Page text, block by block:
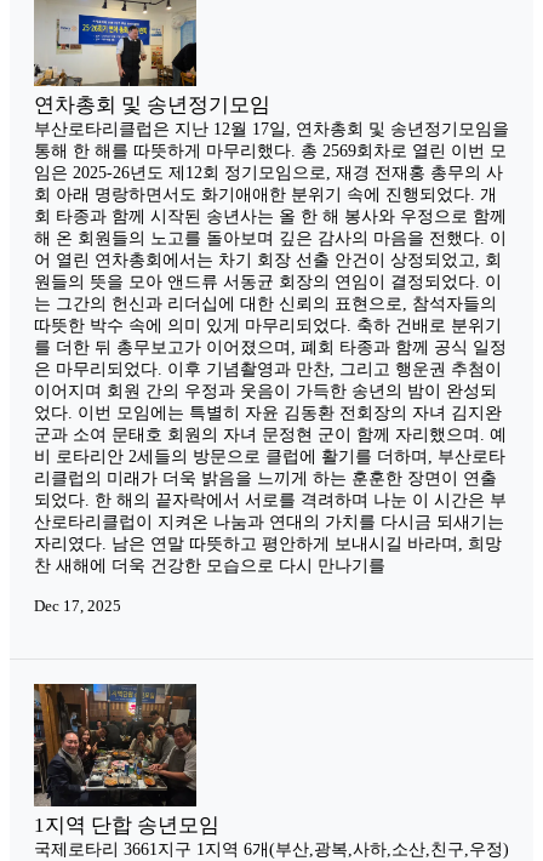
연차총회 및 송년정기모임
부산로타리클럽은 지난 12월 17일, 연차총회 및 송년정기모임을
통해 한 해를 따뜻하게 마무리했다. 총 2569회차로 열린 이번 모
임은 2025-26년도 제12회 정기모임으로, 재경 전재홍 총무의 사
회 아래 명랑하면서도 화기애애한 분위기 속에 진행되었다. 개
회 타종과 함께 시작된 송년사는 올 한 해 봉사와 우정으로 함께
해 온 회원들의 노고를 돌아보며 깊은 감사의 마음을 전했다. 이
어 열린 연차총회에서는 차기 회장 선출 안건이 상정되었고, 회
원들의 뜻을 모아 앤드류 서동균 회장의 연임이 결정되었다. 이
는 그간의 헌신과 리더십에 대한 신뢰의 표현으로, 참석자들의
따뜻한 박수 속에 의미 있게 마무리되었다. 축하 건배로 분위기
를 더한 뒤 총무보고가 이어졌으며, 폐회 타종과 함께 공식 일정
은 마무리되었다. 이후 기념촬영과 만찬, 그리고 행운권 추첨이
이어지며 회원 간의 우정과 웃음이 가득한 송년의 밤이 완성되
었다. 이번 모임에는 특별히 자윤 김동환 전회장의 자녀 김지완
군과 소여 문태호 회원의 자녀 문정현 군이 함께 자리했으며. 예
비 로타리안 2세들의 방문으로 클럽에 활기를 더하며, 부산로타
리클럽의 미래가 더욱 밝음을 느끼게 하는 훈훈한 장면이 연출
되었다. 한 해의 끝자락에서 서로를 격려하며 나눈 이 시간은 부
산로타리클럽이 지켜온 나눔과 연대의 가치를 다시금 되새기는
자리였다. 남은 연말 따뜻하고 평안하게 보내시길 바라며, 희망
찬 새해에 더욱 건강한 모습으로 다시 만나기를
Dec 17, 2025
1지역 단합 송년모임
국제로타리 3661지구 1지역 6개(부산,광복,사하,소산,친구,우정)